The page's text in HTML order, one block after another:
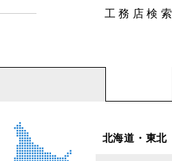
工務店検索
北海道・東北